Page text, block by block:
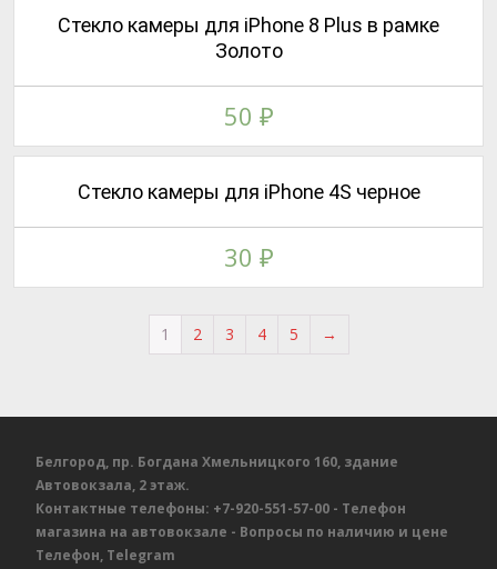
Стекло камеры для iPhone 4S черное
30 ₽
Стекло камеры для iPhone 8 Plus в рамке
Золото
50 ₽
1 2 3 4 5 →
Белгород, пр. Богдана Хмельницкого 160, здание
Автовокзала, 2 этаж.
Контактные телефоны: +7-920-551-57-00 - Телефон
магазина на автовокзале - Вопросы по наличию и цене
Телефон, Telegram